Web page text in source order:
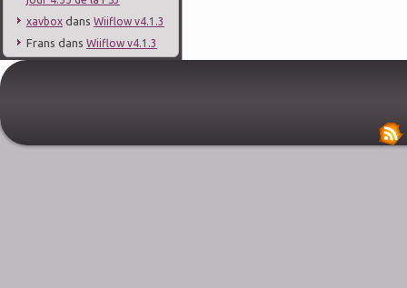
xavbox dans Wiiflow v4.1.3
Frans dans Wiiflow v4.1.3